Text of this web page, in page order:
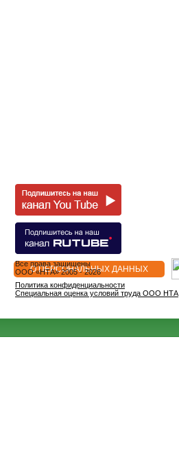
О ПЕРСОНАЛЬНЫХ ДАННЫХ
Все права защищены
OOO «НТА» 2005 - 2026
Политика конфиденциальности
Специальная оценка условий труда ООО НТА